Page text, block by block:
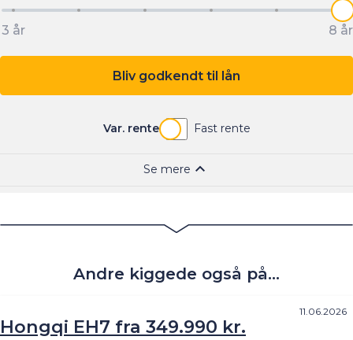
Andre kiggede også på...
11.06.2026
Hongqi EH7 fra 349.990 kr.